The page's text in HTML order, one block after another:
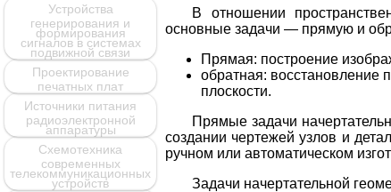
Устройства
генерирования и
формирования
сигналов в системах
подвижной связи
Проектирование
печатных плат
Источники питания
радиоэлектронной
аппаратуры
Схемотехника
современных
телекоммуникационных
устройств
В отношении
основные задачи — прямую и
Прямая: построение
обратная: восстановление
плоскости.
Прямые задачи
создании чертежей узлов и
ручном или автоматическом
Задачи начертательной